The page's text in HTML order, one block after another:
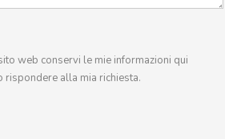
web conservi le mie informazioni qui
rispondere alla mia richiesta.